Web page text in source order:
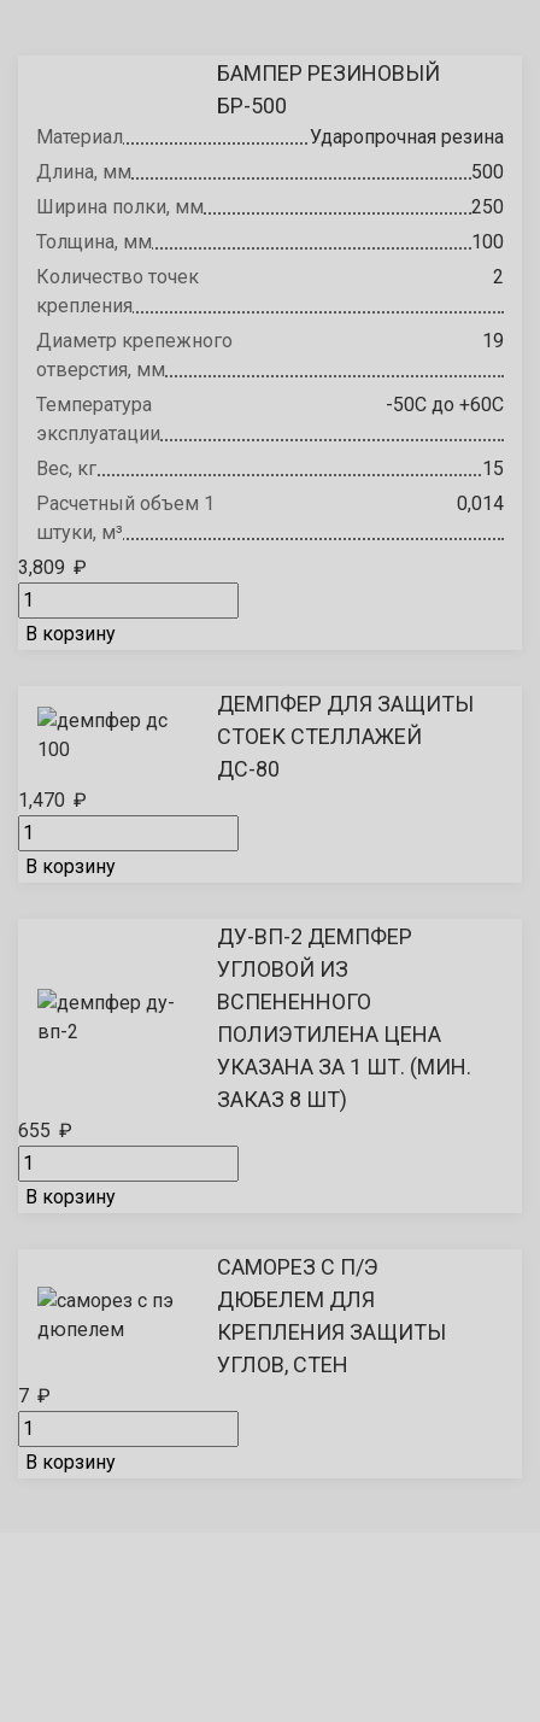
БАМПЕР РЕЗИНОВЫЙ
БР-500
Материал
Ударопрочная резина
Длина, мм
500
Ширина полки, мм
250
Толщина, мм
100
Количество точек
крепления
2
Диаметр крепежного
отверстия, мм
19
Температура
эксплуатации
-50С до +60С
Вес, кг
15
Расчетный объем 1
штуки, м³
0,014
3,809 ₽
В корзину
ДЕМПФЕР ДЛЯ ЗАЩИТЫ
СТОЕК СТЕЛЛАЖЕЙ
ДС-80
1,470 ₽
В корзину
ДУ-ВП-2 ДЕМПФЕР
УГЛОВОЙ ИЗ
ВСПЕНЕННОГО
ПОЛИЭТИЛЕНА ЦЕНА
УКАЗАНА ЗА 1 ШТ. (МИН.
ЗАКАЗ 8 ШТ)
655 ₽
В корзину
САМОРЕЗ С П/Э
ДЮБЕЛЕМ ДЛЯ
КРЕПЛЕНИЯ ЗАЩИТЫ
УГЛОВ, СТЕН
7 ₽
В корзину